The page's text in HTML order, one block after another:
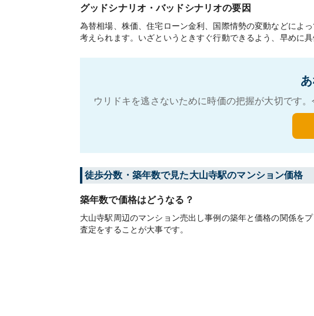
グッドシナリオ・バッドシナリオの要因
為替相場、株価、住宅ローン金利、国際情勢の変動などによ
考えられます。いざというときすぐ行動できるよう、早めに
ウリドキを逃さないために時価の把握が大切です
徒歩分数・築年数で見た大山寺駅のマンション価格
築年数で価格はどうなる？
大山寺駅周辺のマンション売出し事例の築年と価格の関係を
査定をすることが大事です。